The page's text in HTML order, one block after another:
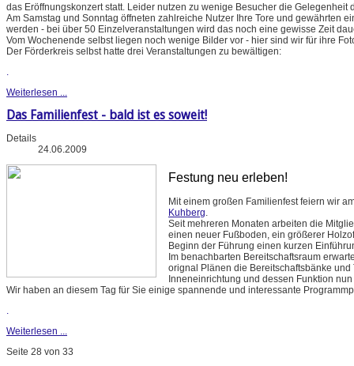
das Eröffnungskonzert statt. Leider nutzen zu wenige Besucher die
Am Samstag und Sonntag öffneten zahlreiche Nutzer Ihre Tore und gewährten
werden - bei über 50 Einzelveranstaltungen wird das noch eine gewisse Zeit
Vom Wochenende selbst liegen noch wenige Bilder vor - hier sind wir für ihre
Der Förderkreis selbst hatte drei Veranstaltungen zu bewältigen:
Weiterlesen ...
Das Familienfest - bald ist es soweit!
Details
24.06.2009
Festung neu erleben!
Mit einem großen Familienfest feiern wir
Kuhberg.
Seit mehreren Monaten arbeiten die
einen neuer Fußboden, ein größerer
Beginn der Führung einen kurzen
Im benachbarten Bereitschaftsraum
orignal Plänen die Bereitschaftsbänke
Inneneinrichtung und dessen Funktion
Wir haben an diesem Tag für Sie einige spannende und interessante
.
Weiterlesen ...
Seite 28 von 33